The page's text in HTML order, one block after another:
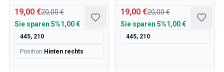
19,00 €20,00 €
Sie sparen 5%1,00 €
445, 210
Position: Hinten rechts
19,00 €20,00 €
Sie sparen 5%1,00 €
445, 210